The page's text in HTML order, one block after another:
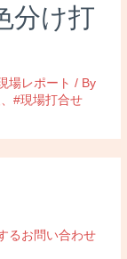
るお問い合わせ
け打
場レポート / By
、#現場打合せ